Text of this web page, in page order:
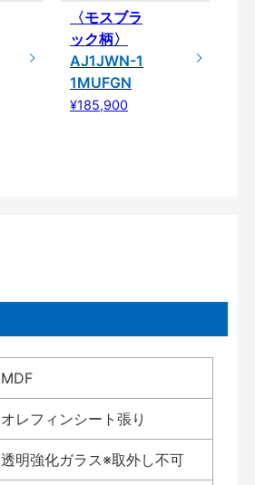
〈モスブラ
ック柄〉
AJ1JWN-1
1MUFGN
¥185,900
MDF
オレフィンシート張り
透明強化ガラス※取外し不可